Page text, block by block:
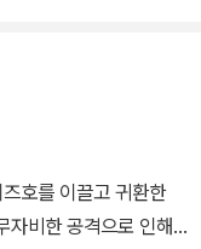
호를 이끌고 귀환한
자비한 공격으로 인해